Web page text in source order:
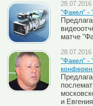
"Факел" -
матче
"Факел" -
и